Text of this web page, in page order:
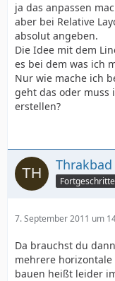
ja das anpassen
aber bei Relative
absolut angeben.
Die Idee mit dem
es bei dem was ich
Nur wie mache ich
geht das oder muss
erstellen?
Thrakbad
7. September 2011 um
Da brauchst du
mehrere horizontale
bauen heißt leider